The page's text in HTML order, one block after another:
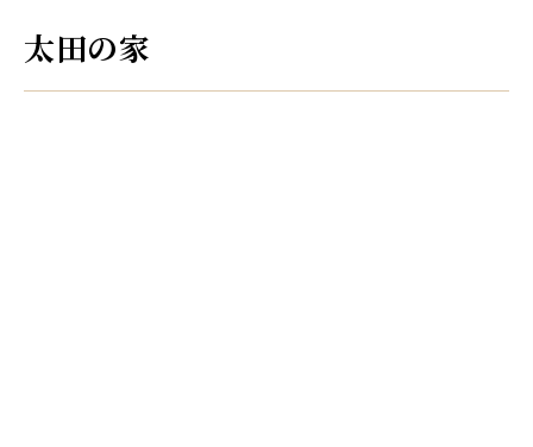
太田の家